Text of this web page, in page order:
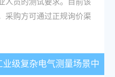
人员的测试要求。目前该
采购方可通过正规询价渠
级复杂电气测量场景中